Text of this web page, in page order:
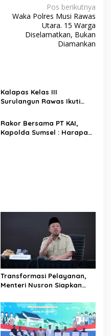
Pos berikutnya
Waka Polres Musi Rawas
Utara. 15 Warga
Diselamatkan, Bukan
Diamankan
Kalapas Kelas III
Surulangun Rawas Ikuti
di Palembang
Rakor Bersama PT KAI,
Kapolda Sumsel : Harapan
Transformasi Pelayanan,
Menteri Nusron Siapkan
Perkuat Profesionalisme
Pegawai ATR/BPN